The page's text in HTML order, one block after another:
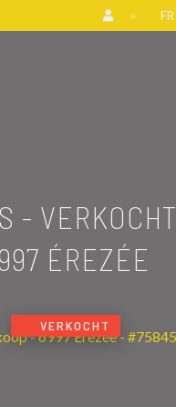
FR
- VERKOCHT
ÉREZÉE
VERKOCHT